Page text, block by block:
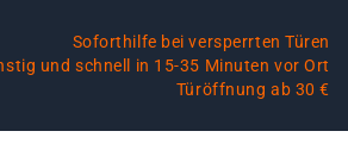
Soforthilfe bei versperrten Türen
und schnell in 15-35 Minuten vor Ort
Türöffnung ab 30 €